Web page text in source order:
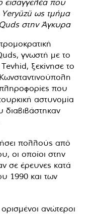
εισαγγελέα που
Yeryüzü ως τμήμα
στην Άγκυρα
γνωστή με το
ξεκίνησε το
που
αστυνομία
πολλούς από
οι οποίοι στην
σε έρευνες κατά
1990 και των
ανώτεροι